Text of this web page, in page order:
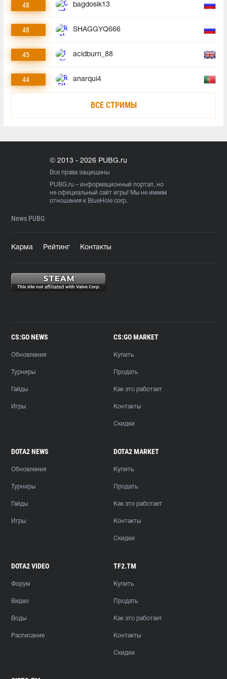
48 bagdosik13
48 SHAGGYQ666
45 acidburn_88
44 anarqui4
ВСЕ СТРИМЫ
© 2013 - 2026 PUBG.ru
Все права защищены
PUBG.ru – информационный портал, но
не официальный сайт игры! Мы не имеем
отношения к BlueHole corp.
News PUBG
Карма Рейтинг Контакты
CS:GO NEWS
Обновления
Турниры
Гайды
Игры
CS:GO MARKET
Купить
Продать
Как это работает
Контакты
Скидки
DOTA2 NEWS
Обновления
Турниры
Гайды
Игры
DOTA2 MARKET
Купить
Продать
Как это работает
Контакты
Скидки
DOTA2 VIDEO
Форум
Видео
Воды
Расписание
TF2.TM
Купить
Продать
Как это работает
Контакты
Скидки